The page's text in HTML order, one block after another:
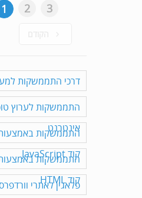
1 2 3
דרכי התממשקות
התממשקות לערוץ
אינטרנט
התממשקות
קוד JavaScript
התממשקות
קוד HTML
פלאגין לאתרי